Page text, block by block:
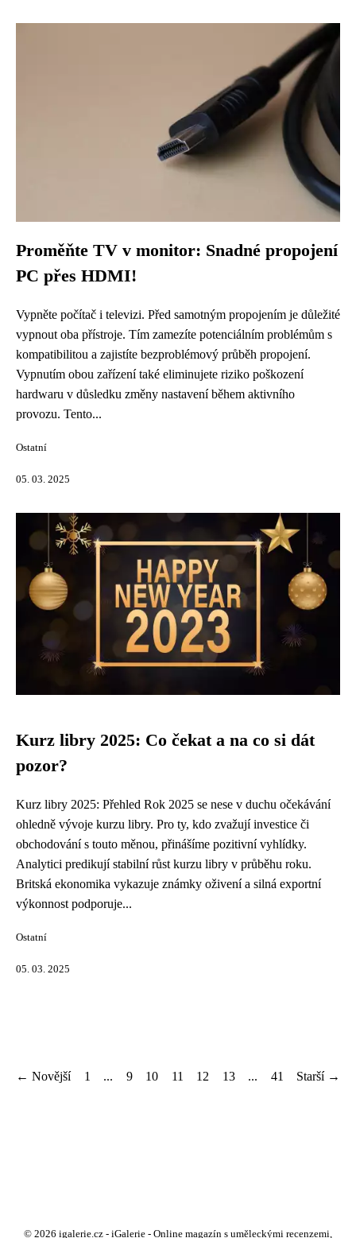
Proměňte TV v monitor: Snadné propojení
PC přes HDMI!
Vypněte počítač i televizi. Před samotným propojením je důležité
vypnout oba přístroje. Tím zamezíte potenciálním problémům s
kompatibilitou a zajistíte bezproblémový průběh propojení.
Vypnutím obou zařízení také eliminujete riziko poškození
hardwaru v důsledku změny nastavení během aktivního
provozu. Tento...
Ostatní
05. 03. 2025
Kurz libry 2025: Co čekat a na co si dát
pozor?
Kurz libry 2025: Přehled Rok 2025 se nese v duchu očekávání
ohledně vývoje kurzu libry. Pro ty, kdo zvažují investice či
obchodování s touto měnou, přinášíme pozitivní vyhlídky.
Analytici predikují stabilní růst kurzu libry v průběhu roku.
Britská ekonomika vykazuje známky oživení a silná exportní
výkonnost podporuje...
Ostatní
05. 03. 2025
← Novější 1 ... 9 10 11 12 13 ... 41 Starší →
© 2026 igalerie.cz - iGalerie - Online magazín s uměleckými recenzemi,